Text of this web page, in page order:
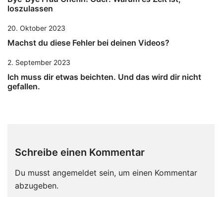
loszulassen
20. Oktober 2023
Machst du diese Fehler bei deinen Videos?
2. September 2023
Ich muss dir etwas beichten. Und das wird dir nicht
gefallen.
Schreibe einen Kommentar
Du musst angemeldet sein, um einen Kommentar
abzugeben.